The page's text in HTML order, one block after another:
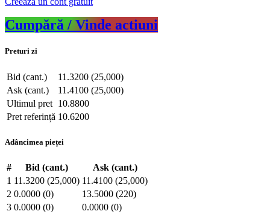
Cumpără / Vinde actiuni
Preturi zi
Bid (cant.)
11.3200 (25,000)
Ask (cant.)
11.4100 (25,000)
Ultimul pret 10.8800
Pret referință 10.6200
Adâncimea pieței
# Bid (cant.)
Ask (cant.)
1 11.3200 (25,000) 11.4100 (25,000)
2 0.0000 (0)
13.5000 (220)
3 0.0000 (0)
0.0000 (0)